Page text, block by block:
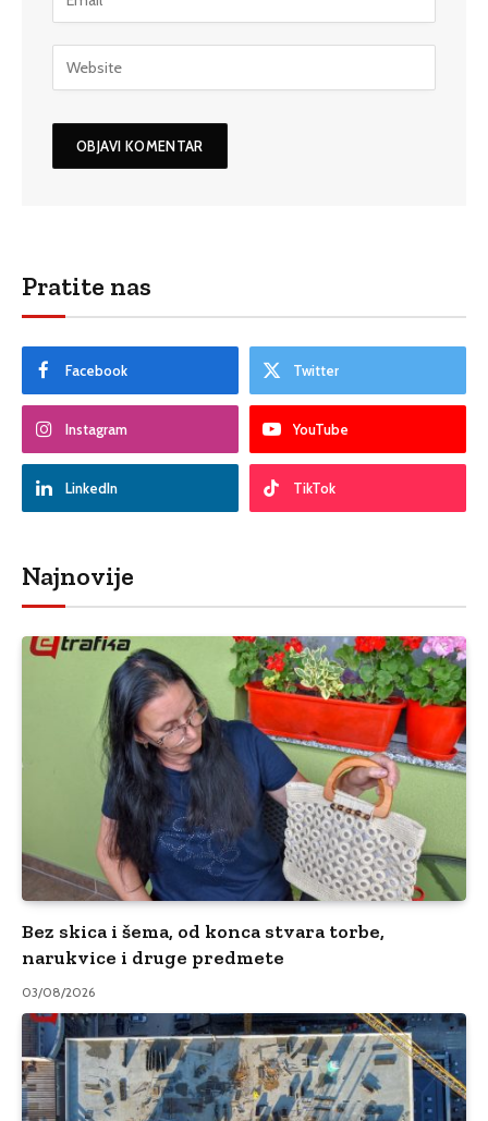
Pratite nas
Facebook Twitter
Instagram YouTube
LinkedIn TikTok
Najnovije
Bez skica i šema, od konca stvara torbe,
narukvice i druge predmete
03/08/2026